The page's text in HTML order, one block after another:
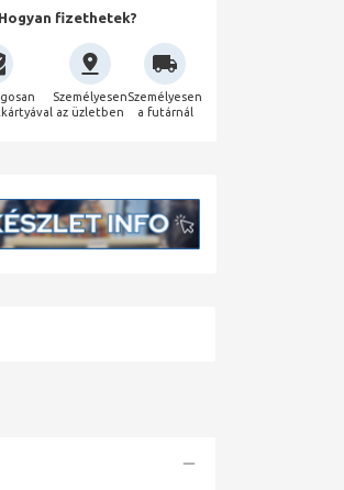
Hogyan fizethetek?
Személyesen
az üzletben
Személyesen
a futárnál